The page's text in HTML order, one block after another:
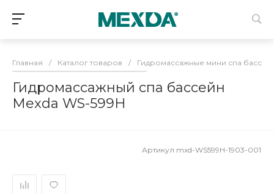
Главная / Каталог товаров / Гидромассажные мини спа
Гидромассажный спа бассейн
Mexda WS-599H
Артикул mxd-WS599H-1903-001